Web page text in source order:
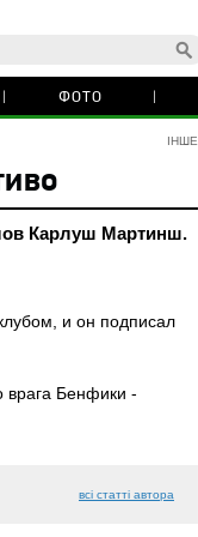
ФОТО
ІНШЕ
Карлуш Мартинш.
и он подписал
врага Бенфики -
всі статті автора